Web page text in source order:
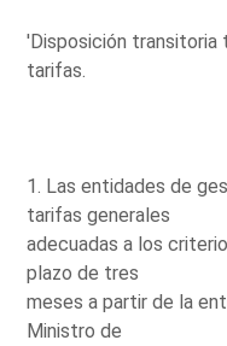
'Disposición transitoria
tarifas.
1. Las entidades de
tarifas generales
adecuadas a los
plazo de tres
meses a partir de la
Ministro de